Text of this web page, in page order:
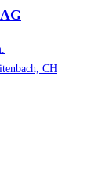
CH